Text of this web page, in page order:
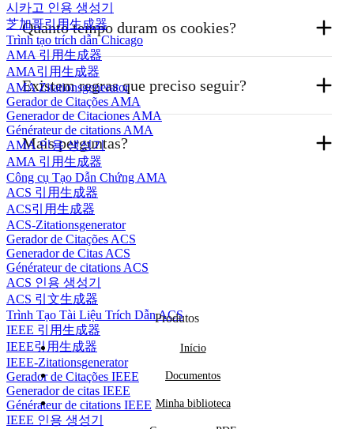
시카고 인용 생성기
芝加哥引用生成器
Trình tạo trích dẫn Chicago
AMA 引用生成器
AMA引用生成器
AMA Zitationsgenerator
Gerador de Citações AMA
Generador de Citaciones AMA
Générateur de citations AMA
AMA 인용 생성기
AMA 引用生成器
Công cụ Tạo Dẫn Chứng AMA
ACS 引用生成器
ACS引用生成器
ACS-Zitationsgenerator
Gerador de Citações ACS
Generador de Citas ACS
Générateur de citations ACS
ACS 인용 생성기
ACS 引文生成器
Trình Tạo Tài Liệu Trích Dẫn ACS
IEEE 引用生成器
IEEE引用生成器
IEEE-Zitationsgenerator
Gerador de Citações IEEE
Generador de citas IEEE
Générateur de citations IEEE
IEEE 인용 생성기
Os cookies são usados para rastrear seus links de
indicação por 90 dias após alguém clicar no link
(reativado cada vez que um usuário clica novamente).
Os cookies rastreiam a atividade mesmo se alguém
sair da página e voltar mais tarde sem clicar
novamente no link de indicação. Todas as ações serão
atribuídas a você, nosso afiliado.
Quanto tempo duram os cookies?
Usamos cookies para rastrear suas referências. Os
cookies duram 90 dias após alguém clicar no seu
link. Se clicarem novamente, esses 90 dias começam
novamente.
Existem regras que preciso seguir?
Anúncios pagos de pesquisa não são
permitidos. Não dê lances em termos de marca
da Koke AI nem em variações de koke.ai.
Violações podem resultar no cancelamento de
comissões.
Ao promover o Koke AI, use sempre seu link
de afiliado para que as indicações sejam
rastreadas corretamente e as comissões sejam
atribuídas à sua conta.
Também incentivamos nossos parceiros a
serem defensores ativos de nosso produto. Para
Mais perguntas?
Envie-nos um e-mail para
Produtos
Início
Documentos
Minha biblioteca